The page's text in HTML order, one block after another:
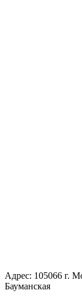
Адрес: 105066 г.
Бауманская